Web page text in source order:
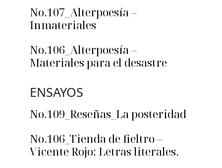
No.107_Alterpoesía –
Inmateriales
No.106_Alterpoesía –
Materiales para el desastre
ENSAYOS
No.109_Reseñas_La posteridad
No.106_Tienda de fieltro –
Vicente Rojo: Letras literales.